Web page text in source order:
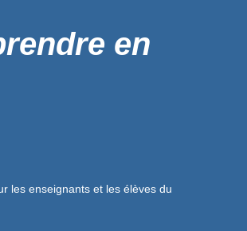
en
les enseignants et les élèves du